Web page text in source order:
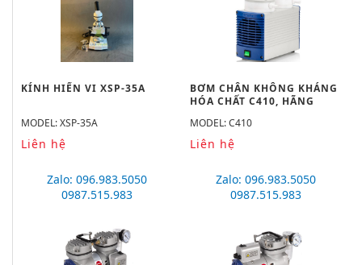
KÍNH HIỂN VI XSP-35A
MODEL: XSP-35A
Liên hệ
BƠM CHÂN KHÔNG KHÁNG
HÓA CHẤT C410, HÃNG
MODEL: C410
Liên hệ
Zalo: 096.983.5050
0987.515.983
Zalo: 096.983.5050
0987.515.983